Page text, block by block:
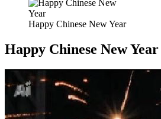
Happy Chinese New Year
Happy Chinese New Year